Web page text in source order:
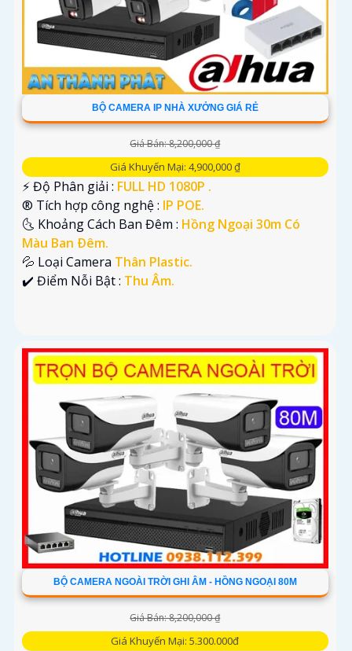
BỘ CAMERA IP NHÀ XƯỞNG GIÁ RẺ
Giá Bán: 8,200,000 ₫
Giá Khuyến Mại: 4,900,000 ₫
️⚡ Độ Phân giải : FULL HD 1080P .
®️ Tích hợp công nghệ : IP POE.
🌜 Khoảng Cách Ban Đêm : Hồng Ngoại 30m Có
Màu Ban Ðêm.
💦 Loại Camera Thân Plastic.
️✔️ Điểm Nỗi Bật : Thu Âm.
BỘ CAMERA NGOÀI TRỜI GHI ÂM - HỒNG NGOẠI 80M
Giá Bán: 8,200,000 ₫
Giá Khuyến Mại: 5.300.000đ